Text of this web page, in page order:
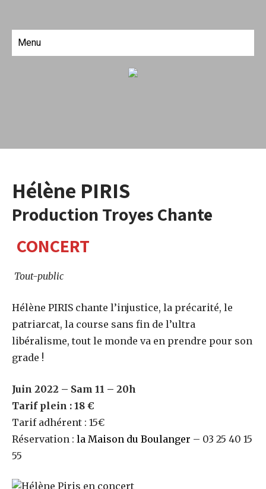
Menu
Hélène PIRIS
Production Troyes Chante
CONCERT
Tout-public
Hélène PIRIS chante l’injustice, la précarité, le
patriarcat, la course sans fin de l’ultra
libéralisme, tout le monde va en prendre pour son
grade !
Juin 2022 – Sam 11 – 20h
Tarif plein : 18 €
Tarif adhérent : 15€
Réservation : la Maison du Boulanger – 03 25 40 15
55